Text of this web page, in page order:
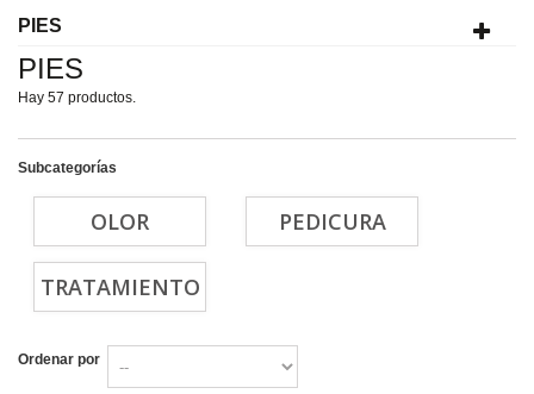
PIES
PIES
Hay 57 productos.
Subcategorías
OLOR PEDICURA
TRATAMIENTO
Ordenar por